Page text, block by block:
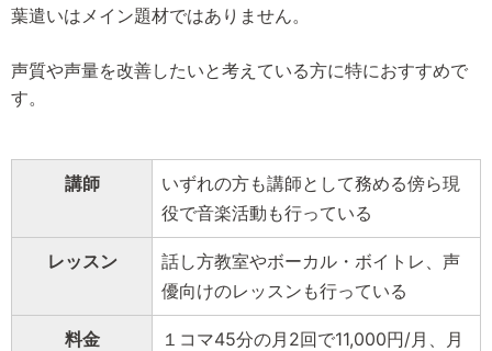
葉遣いはメイン題材ではありません。
声質や声量を改善したいと考えている方に特におすすめで
す。
講師
いずれの方も講師として務める傍ら現
役で音楽活動も行っている
レッスン
話し方教室やボーカル・ボイトレ、声
優向けのレッスンも行っている
料金
１コマ45分の月2回で11,000円/月、月